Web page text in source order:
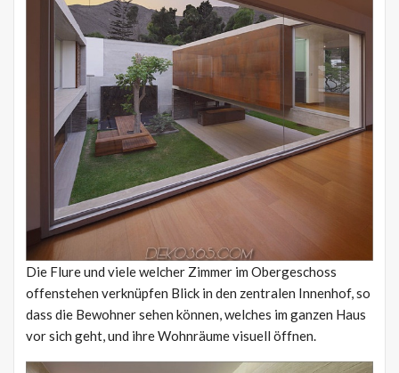
Die Flure und viele welcher Zimmer im Obergeschoss
offenstehen verknüpfen Blick in den zentralen Innenhof, so
dass die Bewohner sehen können, welches im ganzen Haus
vor sich geht, und ihre Wohnräume visuell öffnen.